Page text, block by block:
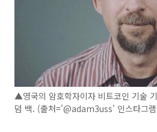
▲영국의 암호학자이자 비트코인 기술
덤 백. (출처='@adam3uss' 인스타그